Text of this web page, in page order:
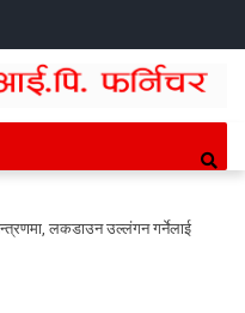
लकडाउन उल्लंगन गर्नेलाई